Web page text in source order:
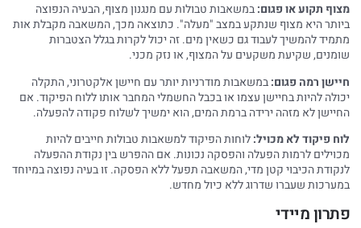
מצוף תקוע או פגום:במשאבות טבולות עם מנגנון מצוף, הבעיה הנפוצה
ביותר היא מצוף שנתקע במצב "מעלה". כתוצאה מכך, המשאבה מקבלת אות
מתמיד להמשיך לעבוד גם כשאין מים. זה יכול לקרות בגלל הצטברות
שומנים, שקיעת משקעים על המצוף, או נזק מכני.
חיישן רמה פגום:במשאבות מודרניות יותר עם חיישן אלקטרוני, התקלה
יכולה להיות בחיישן עצמו או בכבל החשמלי המחבר אותו ללוח הפיקוד. אם
החיישן לא מזהה ירידה ברמת המים, הוא ימשיך לשלוח פקודה להפעלה.
לוח פיקוד לא מכויל:לוחות הפיקוד למשאבות טבולות חייבים להיות
מכוילים לרמות הפעלה והפסקה נכונות. אם ההפרש בין נקודת ההפעלה
לנקודת הכיבוי קטן מדי, המשאבה תפעל ללא הפסקה. זו בעיה נפוצה במיוחד
במערכות שעברו שדרוג ללא כיול מחדש.
פתרון מיידי